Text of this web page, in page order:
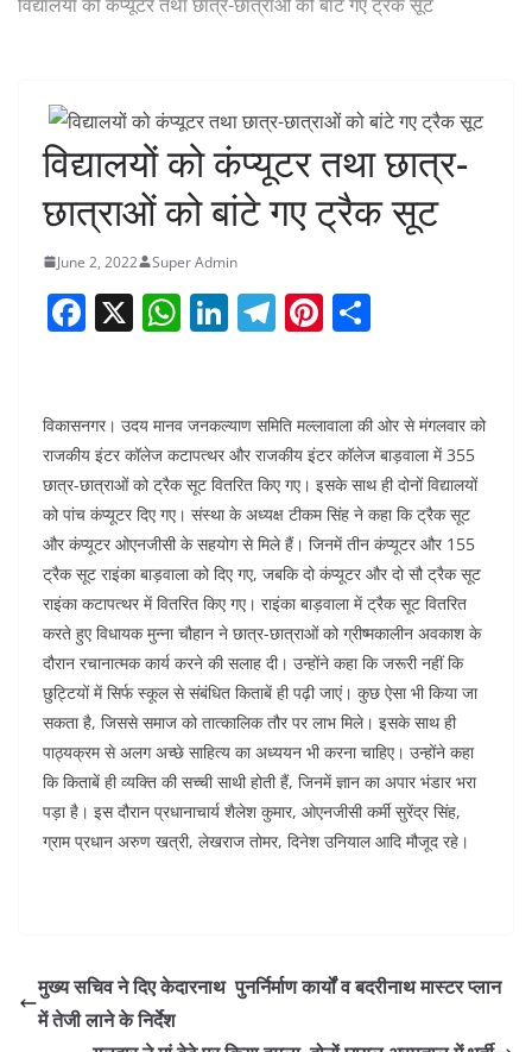
विद्यालयों को कंप्यूटर तथा छात्र-
छात्राओं को बांटे गए ट्रैक सूट
June 2, 2022 Super Admin
F
e
b
o
o
k
X W
s
A
p
p
Li
e
dI
n
T
gr
a
m
Pi
e
st
e
विकासनगर। उदय मानव जनकल्याण समिति मल्लावाला की ओर से मंगलवार को
राजकीय इंटर कॉलेज कटापत्थर और राजकीय इंटर कॉलेज बाड़वाला में 355
छात्र-छात्राओं को ट्रैक सूट वितरित किए गए। इसके साथ ही दोनों विद्यालयों
को पांच कंप्यूटर दिए गए। संस्था के अध्यक्ष टीकम सिंह ने कहा कि ट्रैक सूट
और कंप्यूटर ओएनजीसी के सहयोग से मिले हैं। जिनमें तीन कंप्यूटर और 155
ट्रैक सूट राइंका बाड़वाला को दिए गए, जबकि दो कंप्यूटर और दो सौ ट्रैक सूट
राइंका कटापत्थर में वितरित किए गए। राइंका बाड़वाला में ट्रैक सूट वितरित
करते हुए विधायक मुन्ना चौहान ने छात्र-छात्राओं को ग्रीष्मकालीन अवकाश के
दौरान रचानात्मक कार्य करने की सलाह दी। उन्होंने कहा कि जरूरी नहीं कि
छुट्टियों में सिर्फ स्कूल से संबंधित किताबें ही पढ़ी जाएं। कुछ ऐसा भी किया जा
सकता है, जिससे समाज को तात्कालिक तौर पर लाभ मिले। इसके साथ ही
पाठ्यक्रम से अलग अच्छे साहित्य का अध्ययन भी करना चाहिए। उन्होंने कहा
कि किताबें ही व्यक्ति की सच्ची साथी होती हैं, जिनमें ज्ञान का अपार भंडार भरा
पड़ा है। इस दौरान प्रधानाचार्य शैलेश कुमार, ओएनजीसी कर्मी सुरेंद्र सिंह,
ग्राम प्रधान अरुण खत्री, लेखराज तोमर, दिनेश उनियाल आदि मौजूद रहे।
मुख्य सचिव ने दिए केदारनाथ पुनर्निर्माण कार्यों व बदरीनाथ मास्टर प्लान
में तेजी लाने के निर्देश